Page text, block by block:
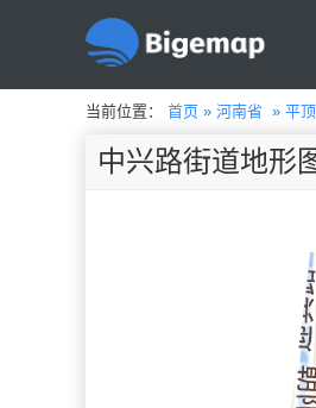
当前位置： 首页 » 河南省 » 平
中兴路街道地形